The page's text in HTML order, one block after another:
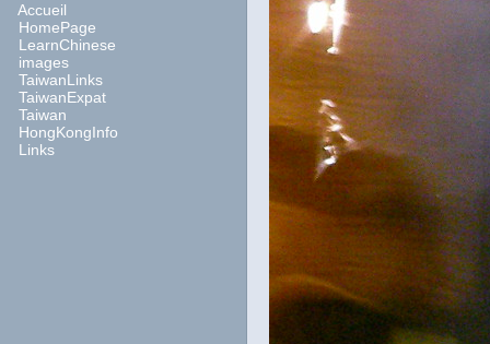
Accueil
HomePage
LearnChinese
images
TaiwanLinks
TaiwanExpat
Taiwan
HongKongInfo
Links